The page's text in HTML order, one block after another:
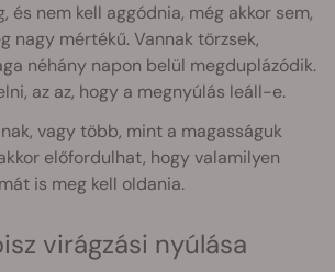
és nem kell aggódnia, még akkor sem,
nagy mértékű. Vannak törzsek,
néhány napon belül megduplázódik.
az az, hogy a megnyúlás leáll-e.
vagy több, mint a magasságuk
előfordulhat, hogy valamilyen
is meg kell oldania.
virágzási nyúlása